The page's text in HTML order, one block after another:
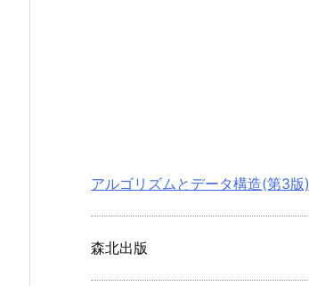
アルゴリズムとデータ構造(第3版)
森北出版